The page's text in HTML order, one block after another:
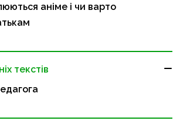
аніме і чи варто
текстів